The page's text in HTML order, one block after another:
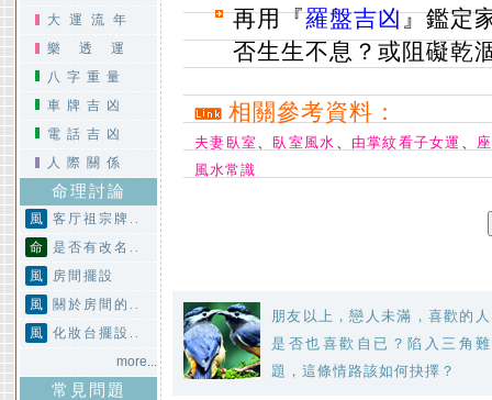
大運流年
樂透運
八字重量
車牌吉凶
電話吉凶
人際關係
命理討論
風
客厅祖宗牌..
命
是否有改名..
風
房間擺設
風
關於房間的..
風
化妝台擺設..
more...
常見問題
再用『羅盤吉凶』鑑定
否生生不息？或阻礙乾
相關參考資料：
夫妻臥室、 臥室風水 、 由掌紋看子女運 、
風水常識
朋友以上，戀人未滿，喜歡的人
是否也喜歡自已？陷入三角難
題，這條情路該如何抉擇？